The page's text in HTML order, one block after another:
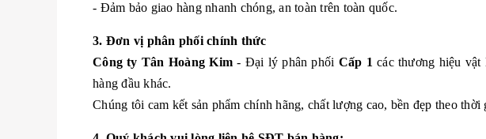
- Đảm bảo giao hàng nhanh chóng, an toàn trên toàn quốc.
3. Đơn vị phân phối chính thức
Công ty Tân Hoàng Kim - Đại lý phân phối Cấp 1 các thương hiệu
hàng đầu khác.
Chúng tôi cam kết sản phẩm chính hãng, chất lượng cao, bền đẹp theo